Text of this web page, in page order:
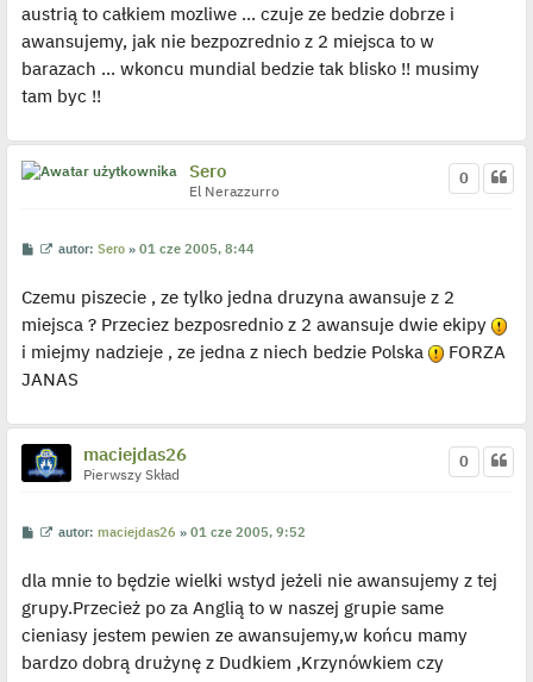
n
z
y
p
o
austrią to całkiem mozliwe ... czuje ze bedzie dobrze i
awansujemy, jak nie bezpozrednio z 2 miejsca to w
barazach ... wkoncu mundial bedzie tak blisko !! musimy
tam byc !!
Sero
El Nerazzurro
0
P
t
W
w
e
l
p
o
d
y
n
c
p
o
autor:Sero »01 cze 2005, 8:44
Czemu piszecie , ze tylko jedna druzyna awansuje z 2
miejsca ? Przeciez bezposrednio z 2 awansuje dwie ekipy
i miejmy nadzieje , ze jedna z niech bedzie Polska
FORZA
JANAS
maciejdas26
Pierwszy Skład
0
P
t
W
w
e
l
p
o
autor:maciejdas26 »01 cze 2005, 9:52
dla mnie to będzie wielki wstyd jeżeli nie awansujemy z tej
grupy.Przecież po za Anglią to w naszej grupie same
cieniasy jestem pewien ze awansujemy,w końcu mamy
bardzo dobrą drużynę z Dudkiem ,Krzynówkiem czy